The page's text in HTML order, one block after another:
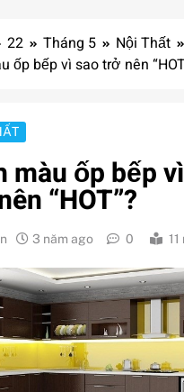
22 Tháng 5
Nội Thất
ốp bếp vì sao trở nên
màu ốp bếp
“HOT”?
3 năm ago 0 11